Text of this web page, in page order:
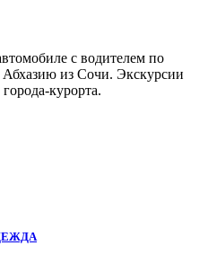
с водителем по
из Сочи. Экскурсии
курорта.